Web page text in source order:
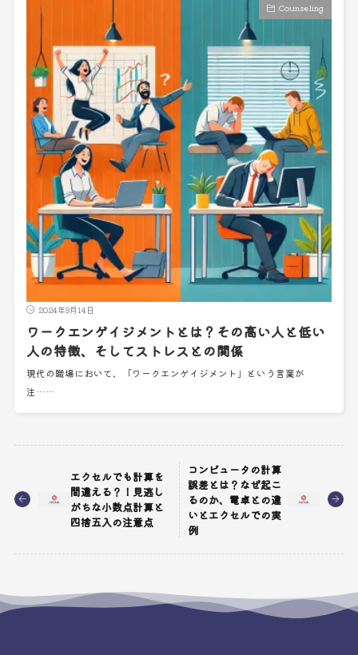
Counseling
2024年9月14日
ワークエンゲイジメントとは？その高い人と低い
人の特徴、そしてストレスとの関係
現代の職場において、「ワークエンゲイジメント」という言葉が
注……
エクセルでも計算を
間違える？！見逃し
がちな小数点計算と
四捨五入の注意点
コンピュータの計算
誤差とは？なぜ起こ
るのか、電卓との違
いとエクセルでの実
例